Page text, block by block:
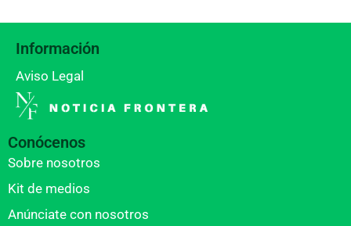
Información
Aviso Legal
Conócenos
Sobre nosotros
Kit de medios
Anúnciate con nosotros